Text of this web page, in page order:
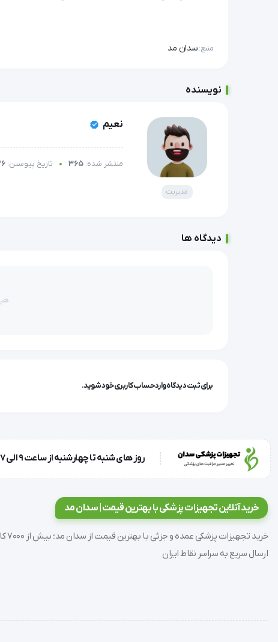
منبع:سدان مد
نویسنده
مدیریت
نعیم
منتشر شده: 365 تاریخ پیوستن: 26
دیدگاه ها
برای ثبت دیدگاه وارد حساب کاربری خود شوید.
روز های شنبه تا چهارشنبه از ساعت 9 الی 17 و روز پنجشنبه ساعت 9 الی 13
خرید آنلاین تجهیزات پزشکی با بهترین قیمت | سدان مد
ارسال سریع به سراسر نقاط ایران